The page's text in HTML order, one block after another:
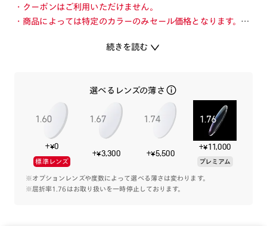
・クーポンはご利用いただけません。
・商品によっては特定のカラーのみセール価格となります。カ
・店舗とオンラインショップで価格が異なる場合があります。
フロントとテンプル(つる)で異なる素材を使用したコンビネー
ションチタニウムフレーム。
素材には強度のあるウルテム素材を採用することで、より薄
く、軽く。テンプルには丈夫で柔らかなβチタンを使用してい
るのでかけ心地も担保したフレームです。
続きを読む
選べるレンズの薄さ
+¥0
標準レンズ
+¥3,300 +¥5,500
+¥11,000
プレミアム
※オプションレンズや度数によって選べる薄さは変わります。
※屈折率1.76はお取り扱いを一時停止しております。